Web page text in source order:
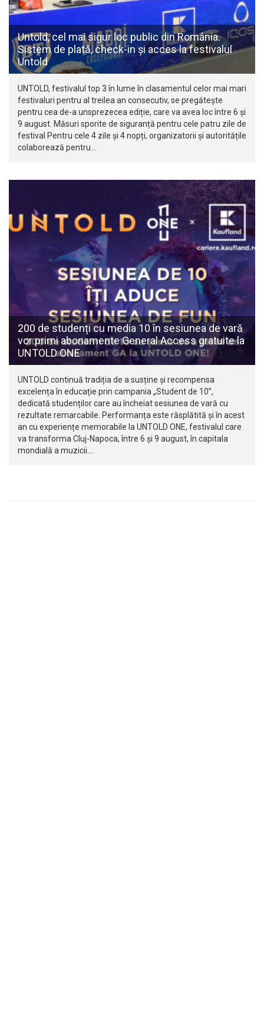
Untold, cel mai sigur loc public din România.
Sistem de plată, check-in și acces la festivalul
Untold
UNTOLD, festivalul top 3 în lume în clasamentul celor mai mari
festivaluri pentru al treilea an consecutiv, se pregătește
pentru cea de-a unsprezecea ediție, care va avea loc între 6 și
9 august. Măsuri sporite de siguranță pentru cele patru zile de
festival Pentru cele 4 zile și 4 nopți, organizatorii și autoritățile
colaborează pentru…
200 de studenți cu media 10 în sesiunea de vară
vor primi abonamente General Access gratuite la
UNTOLD ONE
UNTOLD continuă tradiția de a susține și recompensa
excelența în educație prin campania „Student de 10”,
dedicată studenților care au încheiat sesiunea de vară cu
rezultate remarcabile. Performanța este răsplătită și în acest
an cu experiențe memorabile la UNTOLD ONE, festivalul care
va transforma Cluj-Napoca, între 6 și 9 august, în capitala
mondială a muzicii.…